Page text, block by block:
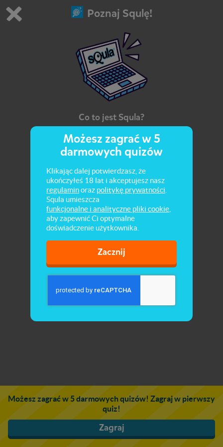
Grasz w wersję demonstracyjną Squli
Kup teraz!
0 1
Poznaj Squlę!
Co to jest Squla?
Jak możesz uczyć się ze Squlą? Sprawdź!
Możesz zagrać w 5 darmowych quizów! Zagraj w pierwszy
quiz!
Zagraj
Możesz zagrać w 5
darmowych quizów
Klikając dalej potwierdzasz, że
ukończyłeś 18 lat i akceptujesz nasz
regulaminoraz politykę prywatności
Squla umieszcza
funkcjonalne i analityczne pliki cookie
aby zapewnić Ci optymalne
doświadczenie użytkownika.
Zacznij